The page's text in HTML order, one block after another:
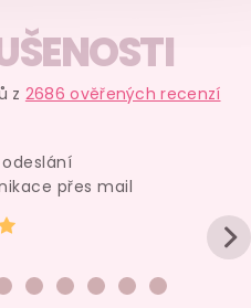
–10 % Akce
z 2686 ověřených recenzí
obchodu je 5 z 5 hvězdiček.
přes mail